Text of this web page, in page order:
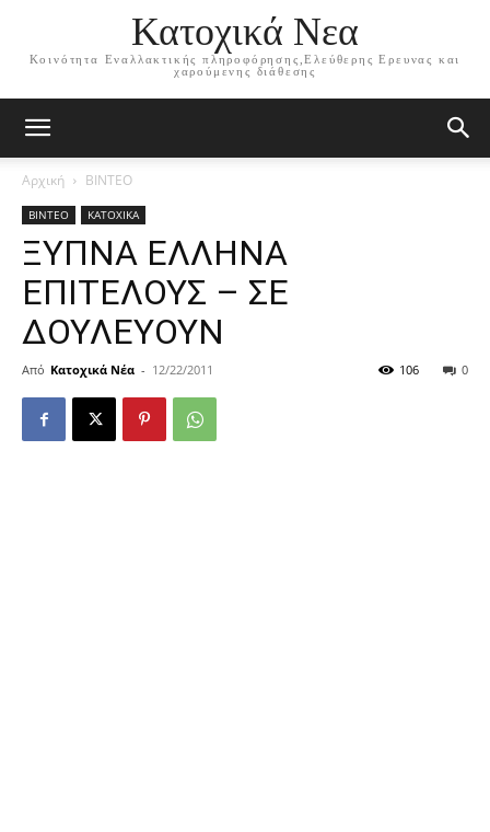
Κατοχικά Νεα
Κοινότητα Εναλλακτικής πληροφόρησης,Ελεύθερης Ερευνας και
χαρούμενης διάθεσης
Αρχική ΒΙΝΤΕΟ
ΒΙΝΤΕΟ ΚΑΤΟΧΙΚΑ
ΞΥΠΝΑ ΕΛΛΗΝΑ
ΕΠΙΤΕΛΟΥΣ – ΣΕ
ΔΟΥΛΕΥΟΥΝ
Από Κατοχικά Νέα - 12/22/2011 0
106